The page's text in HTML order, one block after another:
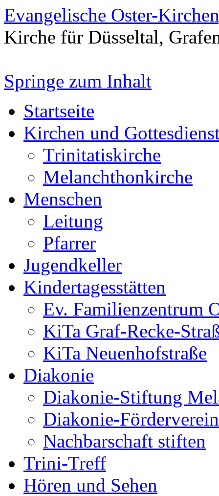
Evangelische Oster-
Kirche für Düsseltal,
Springe zum Inhalt
Startseite
Kirchen und
Trinitatiskirche
Melanchthonkirche
Menschen
Leitung
Pfarrer
Jugendkeller
Kindertagesstätten
Ev. Familienzentrum
KiTa Graf-Recke-
KiTa Neuenhofstraße
Diakonie
Diakonie-Stiftung
Diakonie-
Nachbarschaft stiften
Trini-Treff
Hören und Sehen